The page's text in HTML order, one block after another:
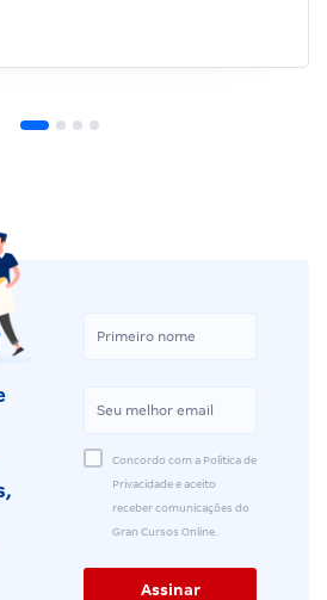
Concordo com a Política de
Privacidade e aceito
receber comunicações do
Gran Cursos Online.